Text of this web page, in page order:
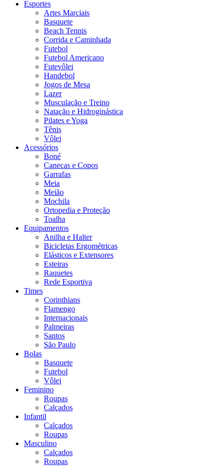
Esportes
Artes Marciais
Basquete
Beach Tennis
Corrida e Caminhada
Futebol
Futebol Americano
Futevôlei
Handebol
Jogos de Mesa
Lazer
Musculação e Treino
Natação e Hidroginástica
Pilates e Yoga
Tênis
Vôlei
Acessórios
Boné
Canecas e Copos
Garrafas
Meia
Meião
Mochila
Ortopedia e Proteção
Toalha
Equipamentos
Anilha e Halter
Bicicletas Ergométricas
Elásticos e Extensores
Esteiras
Raquetes
Rede Esportiva
Times
Corinthians
Flamengo
Internacionais
Palmeiras
Santos
São Paulo
Bolas
Basquete
Futebol
Vôlei
Feminino
Roupas
Calçados
Infantil
Calçados
Roupas
Masculino
Calçados
Roupas